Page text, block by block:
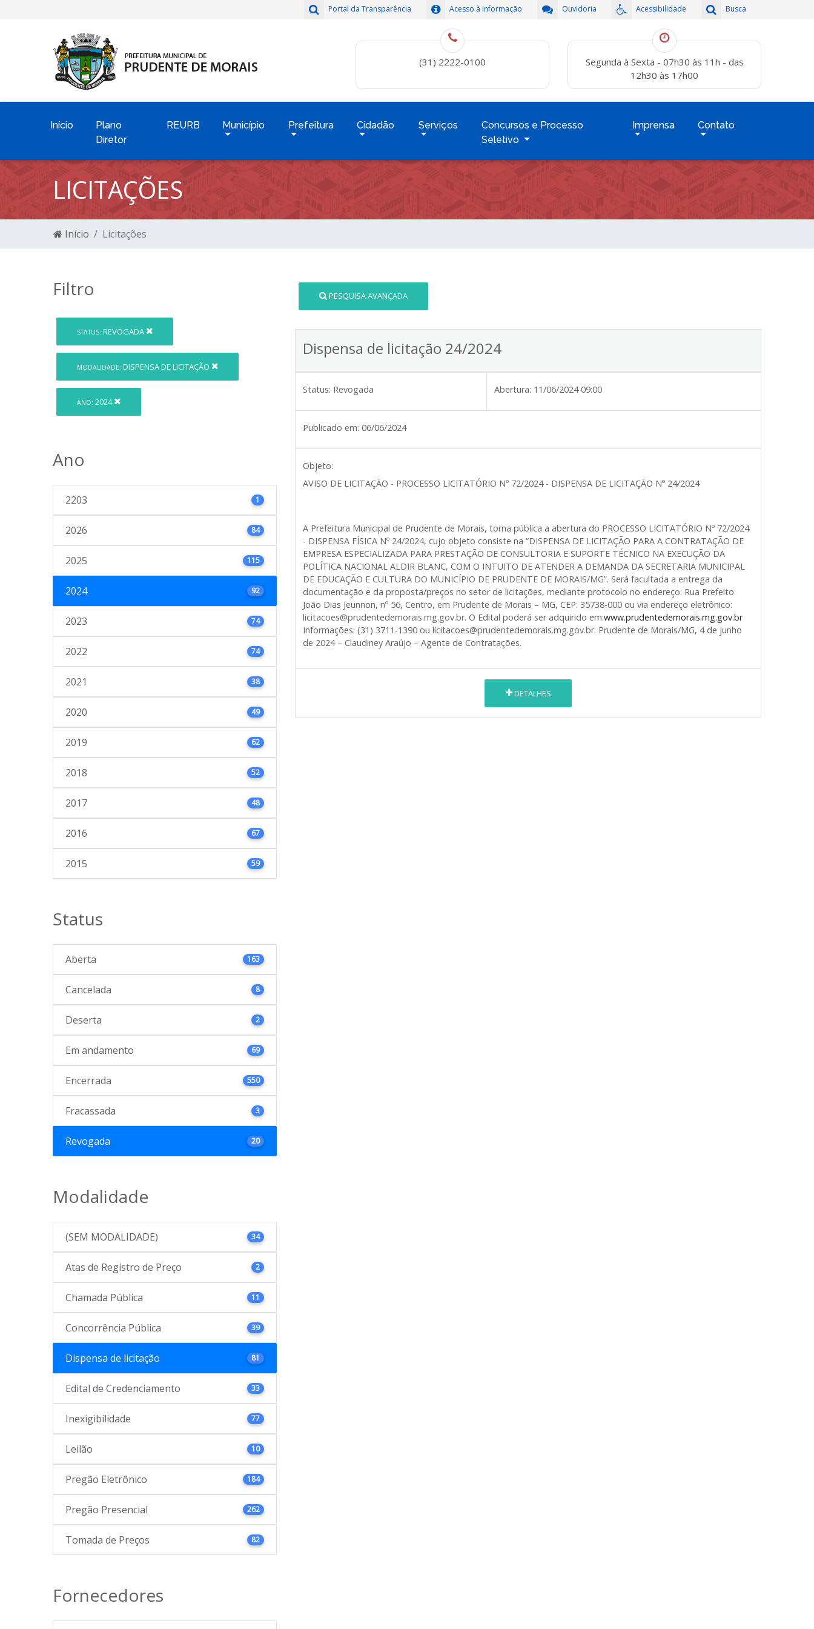
Busca
Acessibilidade
Ouvidoria
Acesso à Informação
Portal da Transparência
(31) 2222-0100
Segunda à Sexta - 07h30 às 11h - das
12h30 às 17h00
Início
Plano
Diretor
REURB Município Prefeitura Cidadão Serviços
Concursos e Processo
Seletivo
Imprensa Contato
LICITAÇÕES
Início Licitações
Filtro
STATUS: REVOGADA
MODALIDADE: DISPENSA DE LICITAÇÃO
ANO: 2024
Ano
2203 1
2026 84
2025 115
2024 92
2023 74
2022 74
2021 38
2020 49
2019 62
2018 52
2017 48
2016 67
2015 59
Status
Aberta 163
Cancelada 8
Deserta 2
Em andamento 69
Encerrada 550
Fracassada 3
Revogada 20
Modalidade
(SEM MODALIDADE) 34
Atas de Registro de Preço 2
Chamada Pública 11
Concorrência Pública 39
Dispensa de licitação 81
Edital de Credenciamento 33
Inexigibilidade 77
Leilão 10
Pregão Eletrônico 184
Pregão Presencial 262
Tomada de Preços 82
Fornecedores
PESQUISA AVANÇADA
Dispensa de licitação 24/2024
Status: Revogada Abertura: 11/06/2024 09:00
Publicado em: 06/06/2024
Objeto:
AVISO DE LICITAÇÃO - PROCESSO LICITATÓRIO Nº 72/2024 - DISPENSA DE LICITAÇÃO Nº 24/2024
A Prefeitura Municipal de Prudente de Morais, torna pública a abertura do PROCESSO LICITATÓRIO Nº 72/2024
- DISPENSA FÍSICA Nº 24/2024, cujo objeto consiste na “DISPENSA DE LICITAÇÃO PARA A CONTRATAÇÃO DE
EMPRESA ESPECIALIZADA PARA PRESTAÇÃO DE CONSULTORIA E SUPORTE TÉCNICO NA EXECUÇÃO DA
POLÍTICA NACIONAL ALDIR BLANC, COM O INTUITO DE ATENDER A DEMANDA DA SECRETARIA MUNICIPAL
DE EDUCAÇÃO E CULTURA DO MUNICÍPIO DE PRUDENTE DE MORAIS/MG”. Será facultada a entrega da
documentação e da proposta/preços no setor de licitações, mediante protocolo no endereço: Rua Prefeito
João Dias Jeunnon, nº 56, Centro, em Prudente de Morais – MG, CEP: 35738-000 ou via endereço eletrônico:
licitacoes@prudentedemorais.mg.gov.br. O Edital poderá ser adquirido em:www.prudentedemorais.mg.gov.br
Informações: (31) 3711-1390 ou licitacoes@prudentedemorais.mg.gov.br. Prudente de Morais/MG, 4 de junho
de 2024 – Claudiney Araújo – Agente de Contratações.
DETALHES